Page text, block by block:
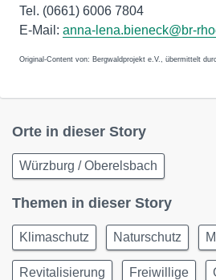
Tel. (0661) 6006 7804
E-Mail: anna-lena.bieneck@br-
Original-Content von: Bergwaldprojekt e.V., übermittelt
Orte in dieser Story
Würzburg / Oberelsbach
Themen in dieser Story
Klimaschutz Naturschutz
Revitalisierung Freiwillige